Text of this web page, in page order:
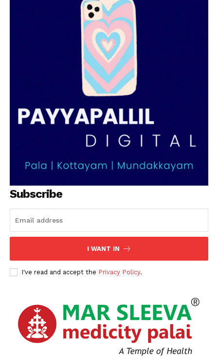
Subscribe
I WANT IN
I've read and accept the Privacy Policy.